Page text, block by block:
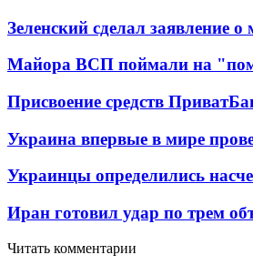
Зеленский сделал заявление
Майора ВСП поймали на
Присвоение средств
Украина впервые в мире
Украинцы определились
Иран готовил удар по трем
Читать комментарии